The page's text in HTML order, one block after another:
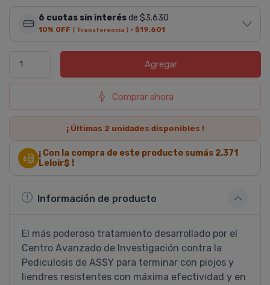
6 cuotas sin interésde $3.630
10% OFF ( Transferencia ) · $19.601
Agregar
Comprar ahora
¡ Últimas 2 unidades disponibles !
¡ Con la compra de este producto sumás 2.371
Leloir$ !
Información de producto
El más poderoso tratamiento desarrollado por el
Centro Avanzado de Investigación contra la
Pediculosis de ASSY para terminar con piojos y
liendres resistentes con máxima efectividad y en